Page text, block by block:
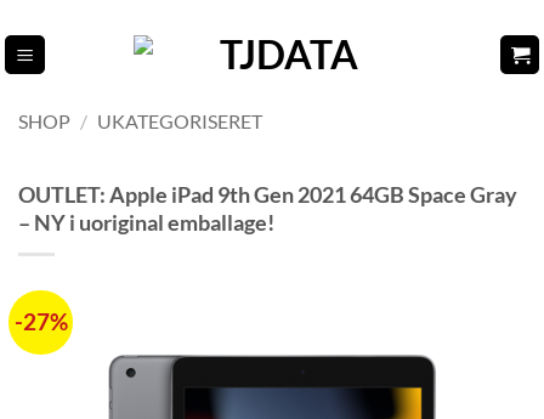
til
indhold
SHOP / UKATEGORISERET
OUTLET: Apple iPad 9th Gen 2021 64GB Space Gray
– NY i uoriginal emballage!
-27%